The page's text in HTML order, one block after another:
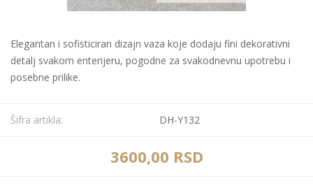
Elegantan i sofisticiran dizajn vaza koje dodaju fini dekorativni
detalj svakom enterijeru, pogodne za svakodnevnu upotrebu i
posebne prilike.
Šifra artikla: DH-Y132
3600,00 RSD